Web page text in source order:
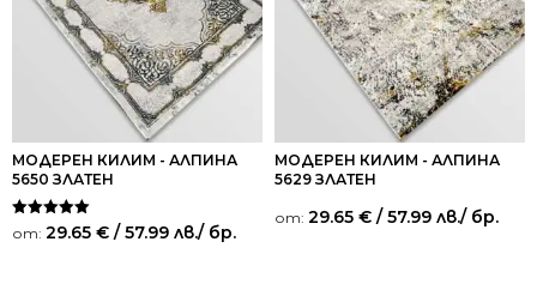
МОДЕРЕН КИЛИМ - АЛПИНА
5650 ЗЛАТЕН
Оценено на
5.00
от: 29.65 € / 57.99 лв./ бр.
МОДЕРЕН КИЛИМ - АЛПИНА
5629 ЗЛАТЕН
от: 29.65 € / 57.99 лв./ бр.